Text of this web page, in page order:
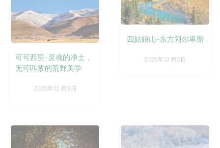
可可西里-灵魂的净土，
无可匹敌的荒野美学
2025年12 月3日
四姑娘山-东方阿尔卑斯
2025年12 月2日